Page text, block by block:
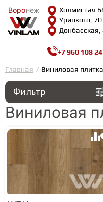
Воронеж
Холмистая
Урицкого, 70
Донбасская,
Воронеж
КАТАЛОГ
Доставка и оплата
Возврат и
Сотрудничество
Вопросы и ответы
Видеообзоры
Полезная
Как выбрать
Калькулятор
О нас
Контакты
+7 960 108
Главная Виниловая плитка
Фильтр
Виниловая